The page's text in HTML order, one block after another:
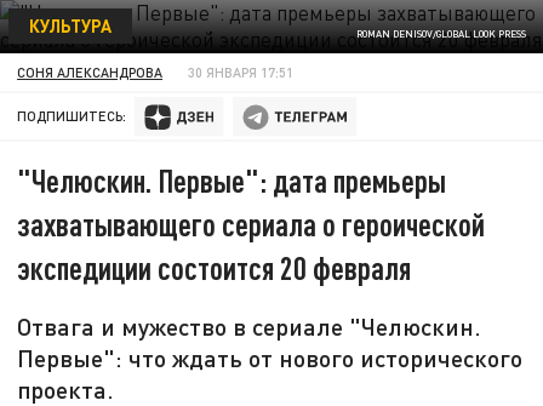
ROMAN DENISOV/GLOBAL LOOK PRESS
КУЛЬТУРА
СОНЯ АЛЕКСАНДРОВА 30 ЯНВАРЯ 17:51
ПОДПИШИТЕСЬ:
"Челюскин. Первые": дата премьеры
захватывающего сериала о героической
экспедиции состоится 20 февраля
Отвага и мужество в сериале "Челюскин.
Первые": что ждать от нового исторического
проекта.